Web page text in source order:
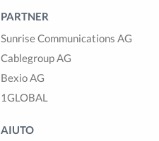
PARTNER
Sunrise Communications AG
Cablegroup AG
Bexio AG
1GLOBAL
AIUTO